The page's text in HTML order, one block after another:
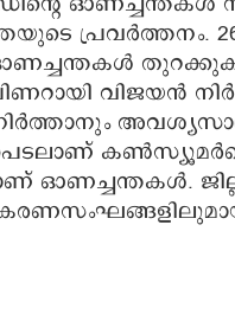
പ്രവര്‍ത്തനം.
ഓണച്ചന്തകള്‍
വിജയൻ